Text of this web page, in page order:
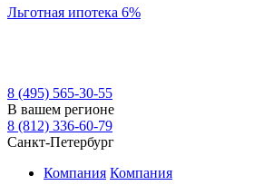
Льготная ипотека 6%
8 (495) 565-30-55
В вашем регионе
8 (812) 336-60-79
Санкт-Петербург
Компания Компания